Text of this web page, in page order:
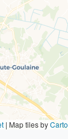
| Map tiles byCarto